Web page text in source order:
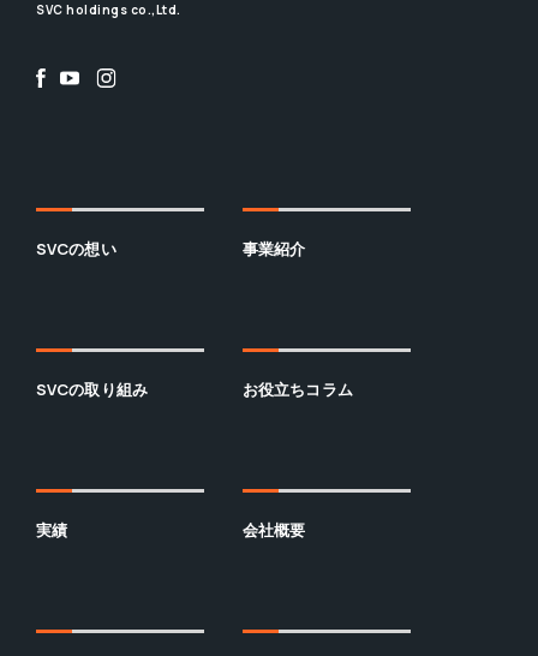
SVC holdings co.,Ltd.
SVCの想い 事業紹介
SVCの取り組み お役立ちコラム
実績 会社概要